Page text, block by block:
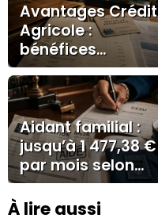
Avantages Crédit
Agricole :
bénéfices
concrets pour
clients et
collaborateurs
Aidant familial :
jusqu’à 1 477,38 €
par mois selon
l’AJPA, la PCH ou
le CESU
À lire aussi